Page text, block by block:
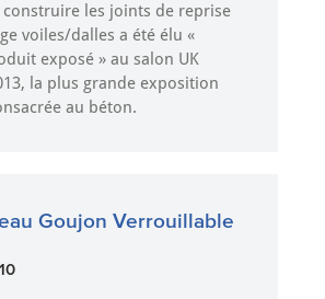
construire les joints de reprise
voiles/dalles a été élu «
exposé » au salon UK
la plus grande exposition
au béton.
Goujon Verrouillable